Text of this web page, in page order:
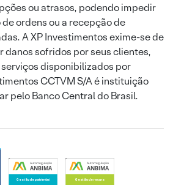
ou atrasos, podendo impedir
ordens ou a recepção de
A XP Investimentos exime-se de
danos sofridos por seus clientes,
disponibilizados por
CCTVM S/A é instituição
pelo Banco Central do Brasil.